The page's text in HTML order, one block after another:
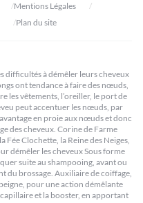
Mentions Légales
Plan du site
difficultés à démêler leurs cheveux
ont tendance à faire des nœuds,
les vêtements, l’oreiller, le port de
peut accentuer les nœuds, par
en proie aux nœuds et donc
des cheveux. Corine de Farme
Fée Clochette, la Reine des Neiges,
démêler les cheveux Sous forme
suite au shampooing, avant ou
du brossage. Auxiliaire de coiffage,
pour une action démêlante
et la booster, en apportant